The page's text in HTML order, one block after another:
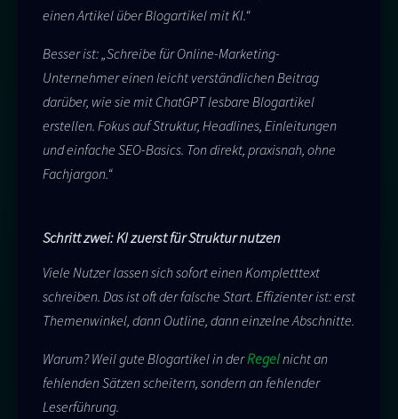
einen Artikel über Blogartikel mit KI.“
Besser ist: „Schreibe für Online-Marketing-
Unternehmer einen leicht verständlichen Beitrag
darüber, wie sie mit ChatGPT lesbare Blogartikel
erstellen. Fokus auf Struktur, Headlines, Einleitungen
und einfache SEO-Basics. Ton direkt, praxisnah, ohne
Fachjargon.“
Schritt zwei: KI zuerst für Struktur nutzen
Viele Nutzer lassen sich sofort einen Kompletttext
schreiben. Das ist oft der falsche Start. Effizienter ist: erst
Themenwinkel, dann Outline, dann einzelne Abschnitte.
Warum? Weil gute Blogartikel in derRegel nicht an
fehlenden Sätzen scheitern, sondern an fehlender
Leserführung.